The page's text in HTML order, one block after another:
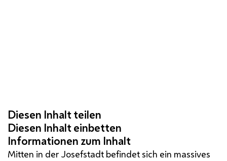
Mitten in der Josefstadt befindet sich ein massives